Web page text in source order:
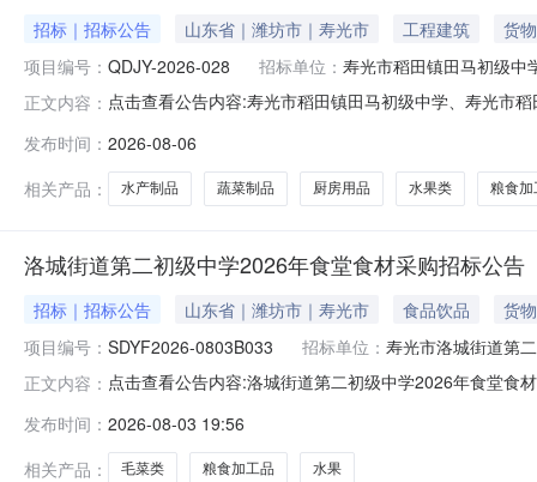
招标｜招标公告 山东省｜潍坊市｜寿光市 工程建筑
货物
项目编号： QDJY-2026-028 招标单位： 寿光市稻田镇田马初级中
正文内容： 点击查看公告内容:寿光市稻田镇田马初级中学、寿光市
发布时间： 2026-08-06
相关产品：
水产制品 蔬菜制品 厨房用品 水果类 粮食加
洛城街道第二初级中学2026年食堂食材采购招标公告
招标｜招标公告 山东省｜潍坊市｜寿光市 食品饮品
货物
项目编号： SDYF2026-0803B033 招标单位： 寿光市洛城街道第
正文内容： 点击查看公告内容:洛城街道第二初级中学2026年食堂食
发布时间： 2026-08-03 19:56
相关产品：
毛菜类 粮食加工品 水果